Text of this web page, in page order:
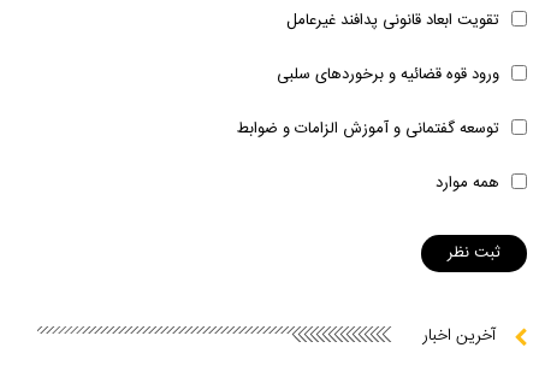
تقویت ابعاد قانونی پدافند غیرعامل
ورود قوه قضائیه و برخوردهای سلبی
توسعه گفتمانی و آموزش الزامات و ضوابط
همه موارد
آخرین اخبار